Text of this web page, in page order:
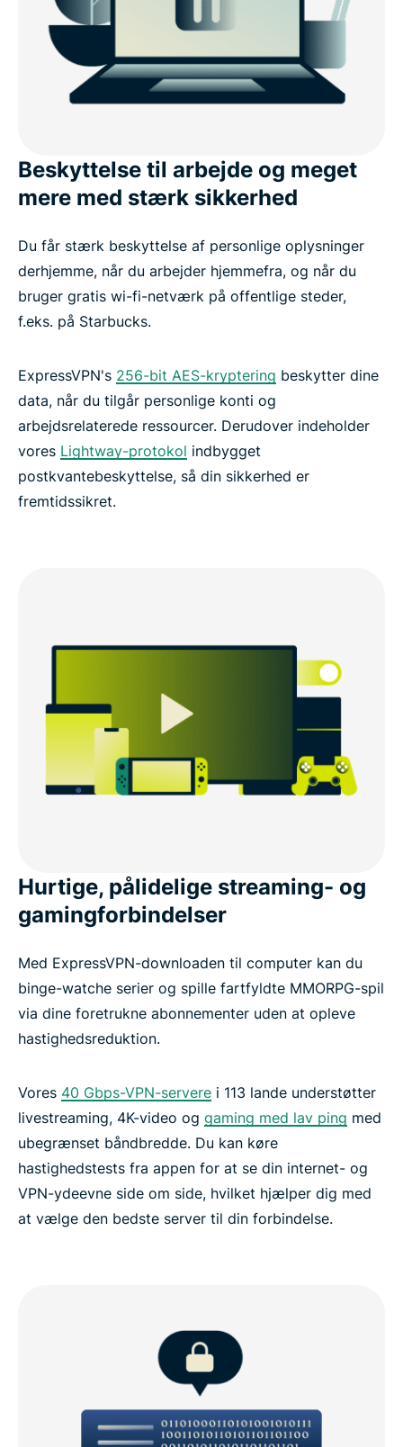
Beskyttelse til arbejde og meget
mere med stærk sikkerhed
Du får stærk beskyttelse af personlige oplysninger
derhjemme, når du arbejder hjemmefra, og når du
bruger gratis wi-fi-netværk på offentlige steder,
f.eks. på Starbucks.
ExpressVPN's 256-bit AES-kryptering beskytter dine
data, når du tilgår personlige konti og
arbejdsrelaterede ressourcer. Derudover indeholder
vores Lightway-protokol indbygget
postkvantebeskyttelse, så din sikkerhed er
fremtidssikret.
Hurtige, pålidelige streaming- og
gamingforbindelser
Med ExpressVPN-downloaden til computer kan du
binge-watche serier og spille fartfyldte MMORPG-spil
via dine foretrukne abonnementer uden at opleve
hastighedsreduktion.
Vores 40 Gbps-VPN-servere i 113 lande understøtter
livestreaming, 4K-video og gaming med lav ping med
ubegrænset båndbredde. Du kan køre
hastighedstests fra appen for at se din internet- og
VPN-ydeevne side om side, hvilket hjælper dig med
at vælge den bedste server til din forbindelse.